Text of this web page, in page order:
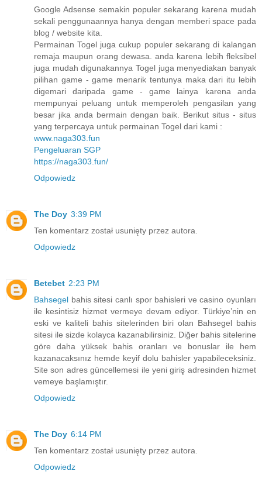
Google Adsense semakin populer sekarang karena mudah
sekali penggunaannya hanya dengan memberi space pada
blog / website kita.
Permainan Togel juga cukup populer sekarang di kalangan
remaja maupun orang dewasa. anda karena lebih fleksibel
juga mudah digunakannya Togel juga menyediakan banyak
pilihan game - game menarik tentunya maka dari itu lebih
digemari daripada game - game lainya karena anda
mempunyai peluang untuk memperoleh pengasilan yang
besar jika anda bermain dengan baik. Berikut situs - situs
yang terpercaya untuk permainan Togel dari kami :
www.naga303.fun
Pengeluaran SGP
https://naga303.fun/
Odpowiedz
The Doy 3:39 PM
Ten komentarz został usunięty przez autora.
Odpowiedz
Betebet 2:23 PM
Bahsegel bahis sitesi canlı spor bahisleri ve casino oyunları
ile kesintisiz hizmet vermeye devam ediyor. Türkiye’nin en
eski ve kaliteli bahis sitelerinden biri olan Bahsegel bahis
sitesi ile sizde kolayca kazanabilirsiniz. Diğer bahis sitelerine
göre daha yüksek bahis oranları ve bonuslar ile hem
kazanacaksınız hemde keyif dolu bahisler yapabileceksiniz.
Site son adres güncellemesi ile yeni giriş adresinden hizmet
vemeye başlamıştır.
Odpowiedz
The Doy 6:14 PM
Ten komentarz został usunięty przez autora.
Odpowiedz